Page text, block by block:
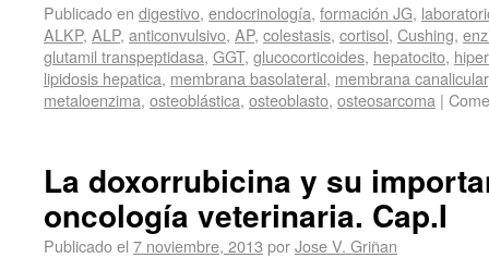
Publicado en digestivo, endocrinología, formación JG,
ALKP, ALP, anticonvulsivo, AP, colestasis, cortisol, Cushing,
glutamil transpeptidasa, GGT, glucocorticoides, hepatocito,
lipidosis hepatica, membrana basolateral, membrana canalicular
metaloenzima, osteoblástica, osteoblasto, osteosarcoma |
La doxorrubicina y su
oncología veterinaria. Cap.I
Publicado el 7 noviembre, 2013 porJose V. Griñan